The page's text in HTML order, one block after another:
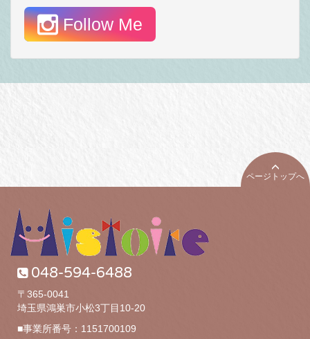
Follow Me
ページトップへ
048-594-6488
〒365-0041
埼玉県鴻巣市小松3丁目10-20
■事業所番号：1151700109